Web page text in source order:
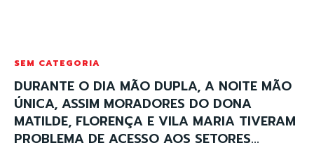
SEM CATEGORIA
DURANTE O DIA MÃO DUPLA, A NOITE MÃO
ÚNICA, ASSIM MORADORES DO DONA
MATILDE, FLORENÇA E VILA MARIA TIVERAM
PROBLEMA DE ACESSO AOS SETORES...